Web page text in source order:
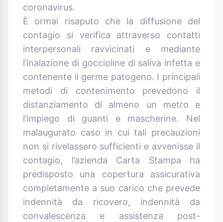
coronavirus.
È ormai risaputo che la diffusione del
contagio si verifica attraverso contatti
interpersonali ravvicinati e mediante
l’inalazione di goccioline di saliva infetta e
contenente il germe patogeno. I principali
metodi di contenimento prevedono il
distanziamento di almeno un metro e
l’impiego di guanti e mascherine. Nel
malaugurato caso in cui tali precauzioni
non si rivelassero sufficienti e avvenisse il
contagio, l’azienda Carta Stampa ha
predisposto una copertura assicurativa
completamente a suo carico che prevede
indennità da ricovero, indennità da
convalescenza e assistenza post-